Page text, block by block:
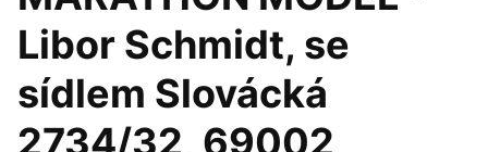
Libor Schmidt, se
sídlem Slovácká
2734/32, 69002